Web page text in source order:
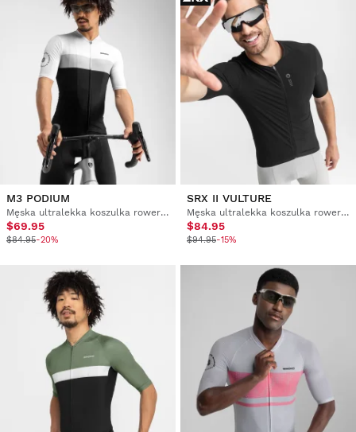
M3 PODIUM
Męska ultralekka koszulka rowerowa
$69.95
$84.95-20%
SRX II VULTURE
Męska ultralekka koszulka rowerowa
$84.95
$94.95-15%